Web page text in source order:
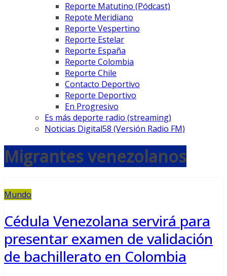
Reporte Matutino (Pódcast)
Repote Meridiano
Reporte Vespertino
Reporte Estelar
Reporte España
Reporte Colombia
Reporte Chile
Contacto Deportivo
Reporte Deportivo
En Progresivo
Es más deporte radio (streaming)
Noticias Digital58 (Versión Radio FM)
Migrantes venezolanos
Mundo
Cédula Venezolana servirá para
presentar examen de validación
de bachillerato en Colombia